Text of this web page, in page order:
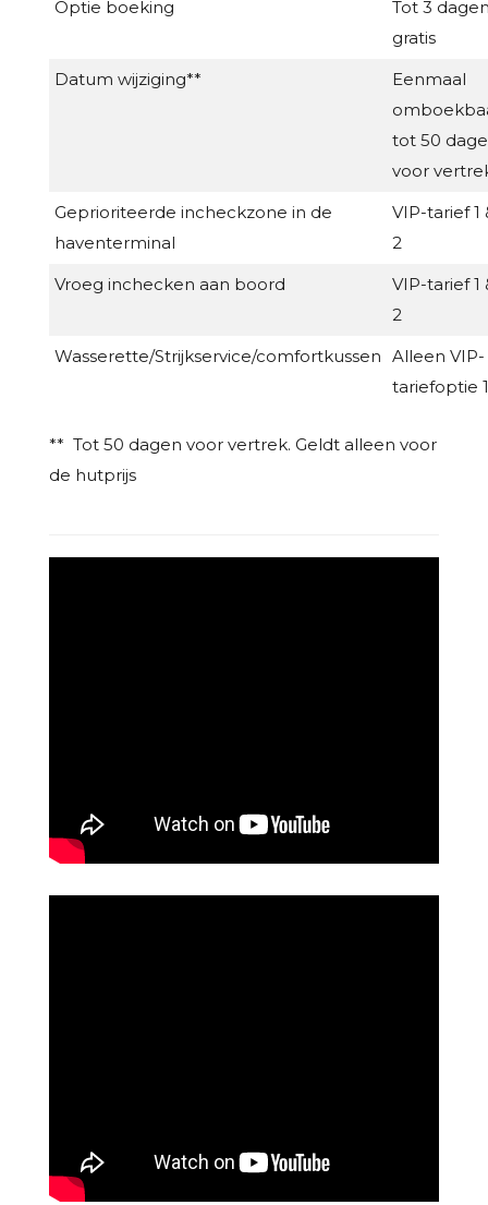
Optie boeking
Tot 3
gratis
Datum wijziging**
Eenmaal
tot 50
voor
Geprioriteerde incheckzone in de
haventerminal
VIP-tarief 1
2
Vroeg inchecken aan boord
VIP-tarief 1
2
Wasserette/Strijkservice/comfortkussen Alleen VIP-
tariefoptie 1
** Tot 50 dagen voor vertrek. Geldt alleen voor
de hutprijs